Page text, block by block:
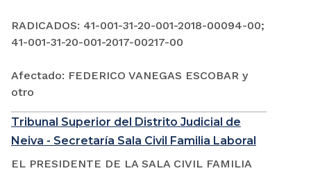
RADICADOS: 41-001-31-20-001-2018-00094-00;
41-001-31-20-001-2017-00217-00
Afectado: FEDERICO VANEGAS ESCOBAR y
otro
Tribunal Superior del Distrito Judicial de
Neiva - Secretaría Sala Civil Familia Laboral
EL PRESIDENTE DE LA SALA CIVIL FAMILIA